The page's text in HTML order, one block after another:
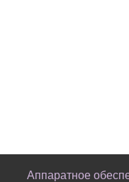
Аппаратное